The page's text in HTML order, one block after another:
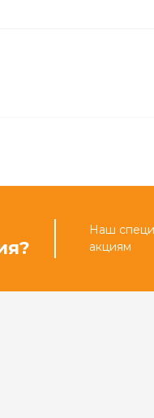
Наш
акциям